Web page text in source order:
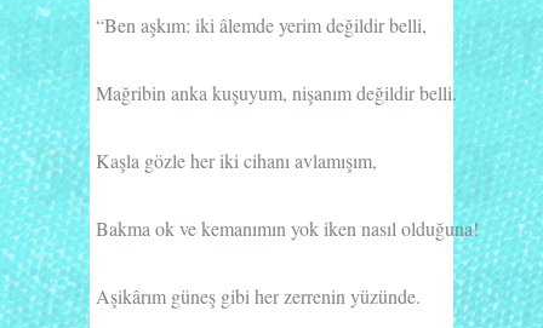
“Ben aşkım: iki âlemde yerim değildir belli,
Mağribin anka kuşuyum, nişanım değildir belli.
Kaşla gözle her iki cihanı avlamışım,
Bakma ok ve kemanımın yok iken nasıl olduğuna!
Aşikârım güneş gibi her zerrenin yüzünde.